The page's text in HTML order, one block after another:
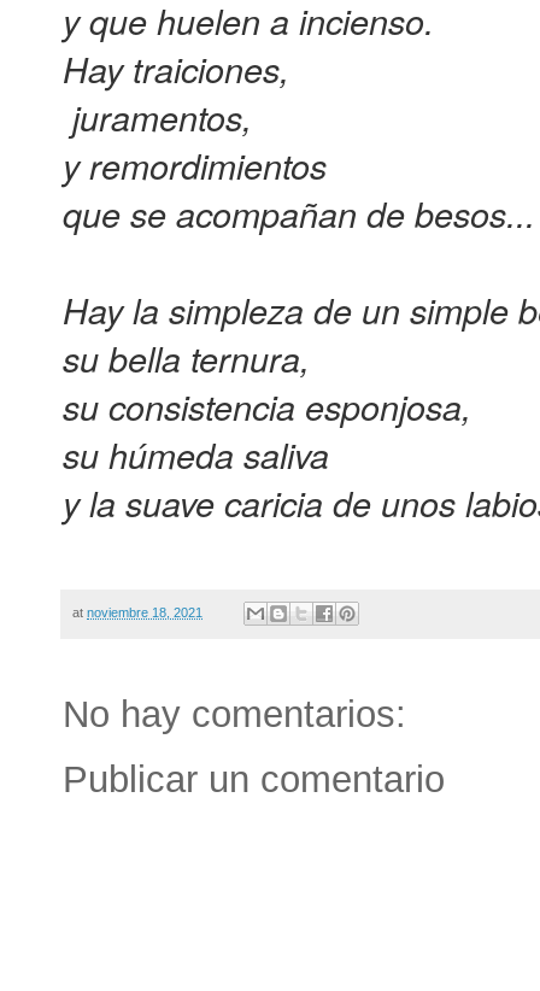
y que huelen a incienso.
Hay traiciones,
juramentos,
y remordimientos
que se acompañan de besos...
Hay la simpleza de un simple
su bella ternura,
su consistencia esponjosa,
su húmeda saliva
y la suave caricia de unos
at noviembre 18, 2021
No hay comentarios:
Publicar un comentario